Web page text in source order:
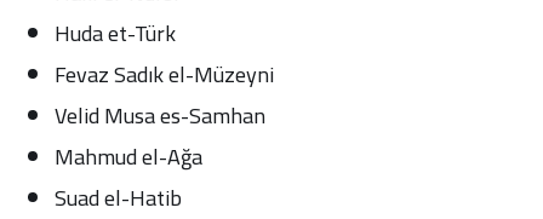
Huda et-Türk
Fevaz Sadık el-Müzeyni
Velid Musa es-Samhan
Mahmud el-Ağa
Suad el-Hatib